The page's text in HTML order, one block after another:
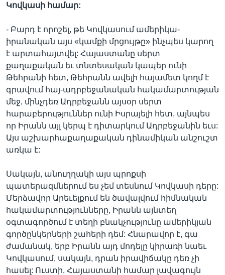
Կովկասի համար:
- Բարդ է որոշել, թե Կովկասում ամերիկա-
իրանական այս «կամքի մրցույթը» ինչպես կարող
է արտահայտվել: Հայաստանը սերտ
քաղաքական եւ տնտեսական կապեր ունի
Թեհրանի հետ, Թեհրանն ավելի հայամետ կողմ է
գրավում հայ-ադրբեջանական հակամարտության
մեջ, մինչդեռ Ադրբեջանն այսօր սերտ
հարաբերություններ ունի Իսրայելի հետ, այնպես
որ Իրանն այլ կերպ է դիտարկում Ադրբեջանին եւս:
Այս աշխարհաքաղաքական դինամիկան անշուշտ
առկա է:
Սակայն, անուղղակի այս պրոքսի
պատերազմներում ես չեմ տեսնում Կովկասի դերը:
Մերձավոր Արեւելքում են ծավալվում հիմնական
հակամարտությունները, Իրանն այնտեղ
օգտագործում է տեղի բնակչությունը ամերիկյան
գործընկերների շահերի դեմ: Հնարավոր է, գա
ժամանակ, երբ Իրանն այդ մոդելը կիրառի նաեւ
Կովկասում, սակայն, դրան իրավիճակը դեռ չի
հասել: Ուստի, Հայաստանի համար լավագույն